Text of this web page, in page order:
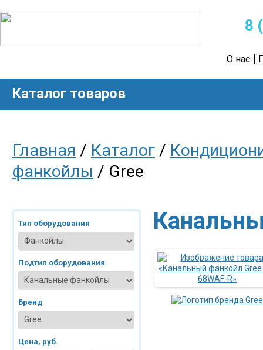
8
О нас
Каталог товаров
Главная / Каталог /
фанкойлы / Gree
Тип оборудования
Подтип оборудования
Бренд
Цена, руб.